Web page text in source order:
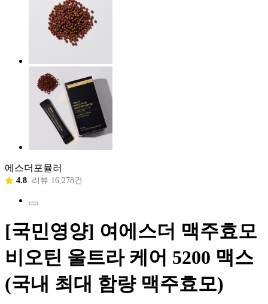
에스더포뮬러
4.8 리뷰 16,278건
[국민영양] 여에스더 맥주효모
비오틴 울트라 케어 5200 맥스
(국내 최대 함량 맥주효모)